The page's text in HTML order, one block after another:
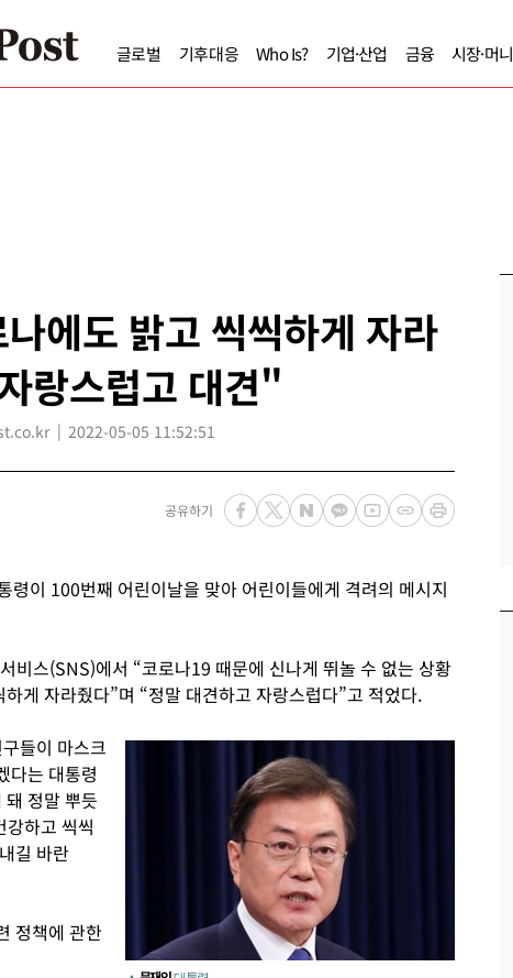
글로벌 기후대응 Who Is? 기업·산업 금융 시장·머니
에도 밝고 씩씩하게 자라
랑스럽고 대견"
2022-05-05 11:52:51
공유하기
령이 100번째 어린이날을 맞아 어린이들에게 격려의 메시지
비스(SNS)에서 “코로나19 때문에 신나게 뛰놀 수 없는 상황
게 자라줬다”며 “정말 대견하고 자랑스럽다”고 적었다.
들이 마스크
다는 대통령
정말 뿌듯
강하고 씩씩
길 바란
정책에 관한